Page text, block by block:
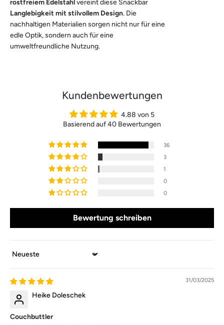
rostfreiem Edelstahl vereint diese Snackbar
Langlebigkeit mit stilvollem Design. Die
nachhaltigen Materialien sorgen nicht nur für eine
edle Optik, sondern auch für eine
umweltfreundliche Nutzung.
Kundenbewertungen
4.88 von 5
Basierend auf 40 Bewertungen
36
3
1
0
0
Bewertung schreiben
Sort by
31/03/2025
Heike Doleschek
Couchbuttler